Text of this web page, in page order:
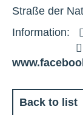
Straße der
Information:
Back to list